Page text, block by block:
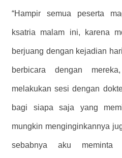
“Hampir semua peserta
ksatria malam ini, karena
berjuang dengan kejadian
berbicara dengan
melakukan sesi dengan
bagi siapa saja yang
mungkin menginginkannya
sebabnya aku meminta